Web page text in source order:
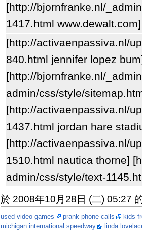
[http://bjornfranke.nl/
1417.html
[http://activaenpassiva.nl/
840.html jennifer lopez
[http://bjornfranke.nl/
admin/css/style/
[http://activaenpassiva.nl/
1437.html jordan hare
[http://activaenpassiva.nl/
1510.html nautica thorne]
admin/css/style/text-
於 2008年10月28日 (二) 05:27
used video games prank phone calls
kids
michigan international speedway
linda